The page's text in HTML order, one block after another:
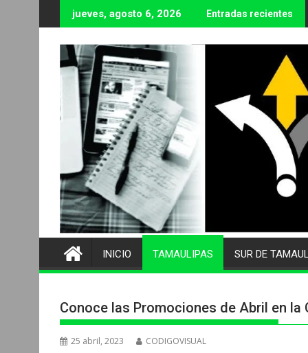
al
contenido
jueves, agosto 6, 2026 Entradas recientes
INICIO TAMAULIPAS SUR DE
Conoce las Promociones de Abril en la
25 abril, 2023 CODIGOVISUAL